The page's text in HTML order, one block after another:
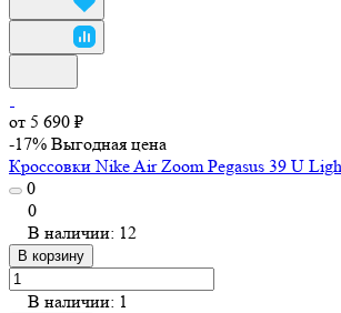
от 5 690 ₽
-17% Выгодная цена
Кроссовки Nike Air Zoom Pegasus 39 U
0
0
В наличии: 12
В корзину
В наличии: 1